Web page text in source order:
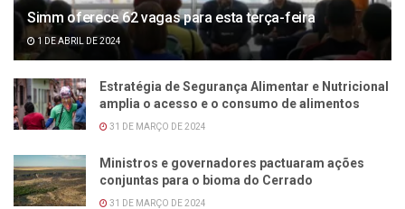
Simm oferece 62 vagas para esta terça-feira
1 DE ABRIL DE 2024
Estratégia de Segurança Alimentar e Nutricional
amplia o acesso e o consumo de alimentos
31 DE MARÇO DE 2024
Ministros e governadores pactuaram ações
conjuntas para o bioma do Cerrado
31 DE MARÇO DE 2024